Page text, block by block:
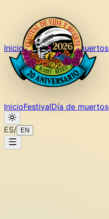
InicioFestivalDía de muertos
ES/ EN
InicioFestivalDía de muertos